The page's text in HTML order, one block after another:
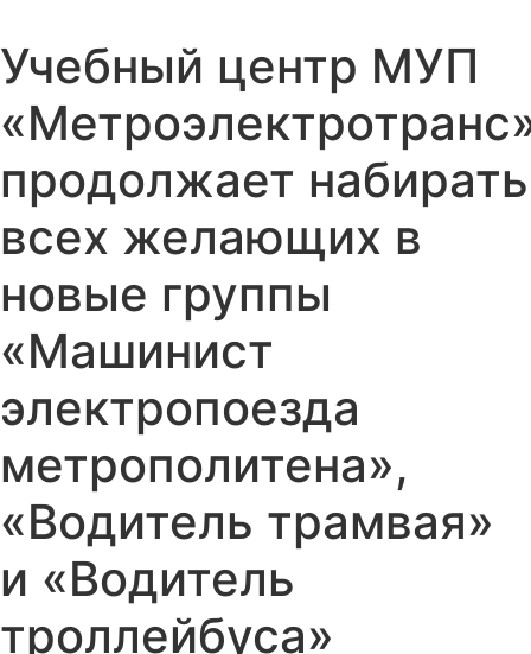
Учебный центр МУП
продолжает набирать
всех желающих в
новые группы
«Машинист
электропоезда
метрополитена»,
«Водитель трамвая»
и «Водитель
троллейбуса»